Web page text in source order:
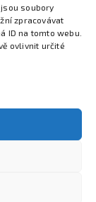
soubory
zpracovávat
ID na tomto webu.
ovlivnit určité